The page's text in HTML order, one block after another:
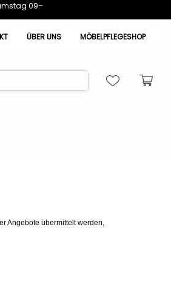
09–
ÜBER UNS MÖBELPFLEGESHOP
Angebote übermittelt werden,